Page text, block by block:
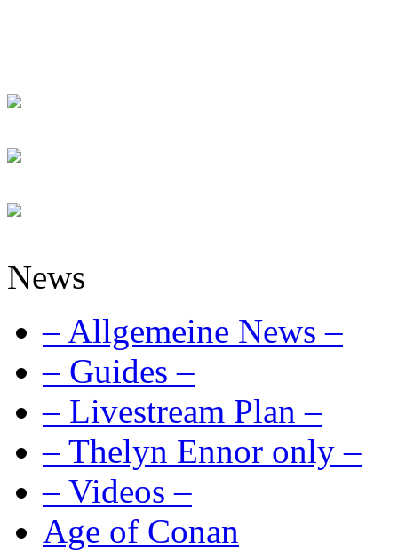
News
– Allgemeine News –
– Guides –
– Livestream Plan –
– Thelyn Ennor only –
– Videos –
Age of Conan